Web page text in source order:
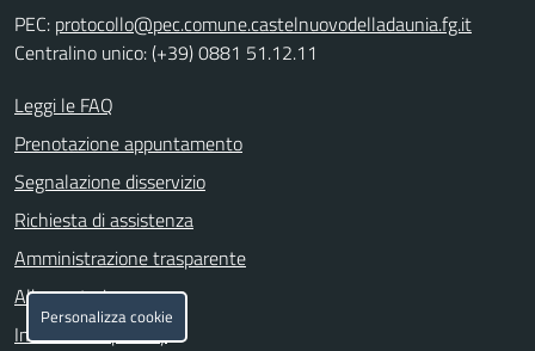
PEC: protocollo@pec.comune.castelnuovodelladaunia.fg.it
Centralino unico: (+39) 0881 51.12.11
Leggi le FAQ
Prenotazione appuntamento
Segnalazione disservizio
Richiesta di assistenza
Amministrazione trasparente
Albo pretorio
Informativa privacy
Personalizza cookie